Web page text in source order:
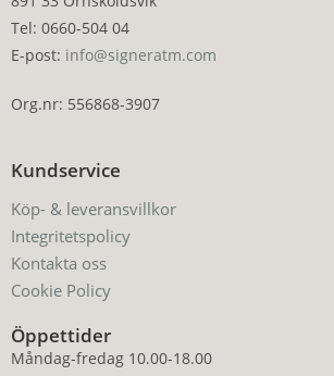
Tel: 0660-504 04
E-post: info@signeratm.com
Org.nr: 556868-3907
Kundservice
Köp- & leveransvillkor
Integritetspolicy
Kontakta oss
Cookie Policy
Öppettider
Måndag-fredag 10.00-18.00